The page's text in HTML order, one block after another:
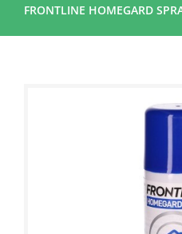
FRONTLINE HOMEGARD